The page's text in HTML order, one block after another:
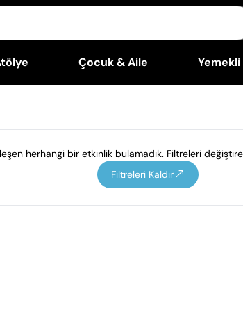
Çocuk & Aile
herhangi bir etkinlik bulamadık. Filtreleri
Filtreleri Kaldır